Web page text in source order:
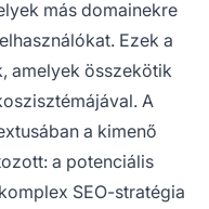
más domainekre
Ezek a
amelyek összekötik
A
a kimenő
a potenciális
SEO-stratégia